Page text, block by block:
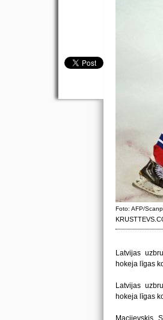
Foto: AFP/
Latvijas
hokeja līgas
Latvijas
hokeja līgas
Macijevskis